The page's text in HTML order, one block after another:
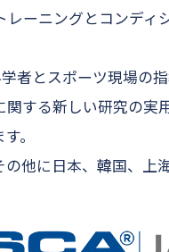
ーニングとコンデ
者とスポーツ現場の
関する新しい研究の
。
他に日本、韓国、上